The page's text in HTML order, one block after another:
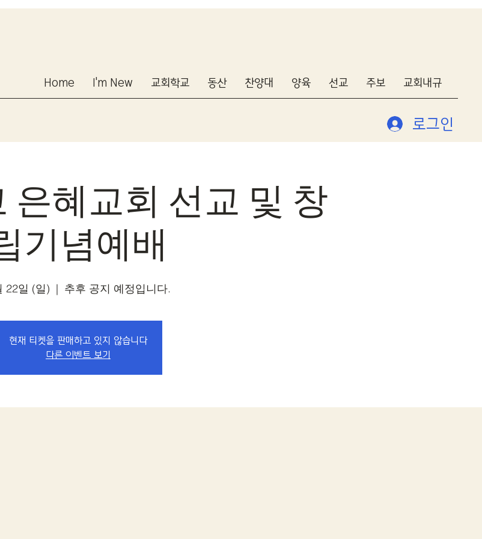
Home I'm New 교회학교 동산 찬양대 양육 선교 주보 교회내규
로그인
은혜교회 선교 및 창
기념예배
22일 (일)
  |
추후 공지 예정입니다.
현재 티켓을 판매하고 있지 않습니다
다른 이벤트 보기